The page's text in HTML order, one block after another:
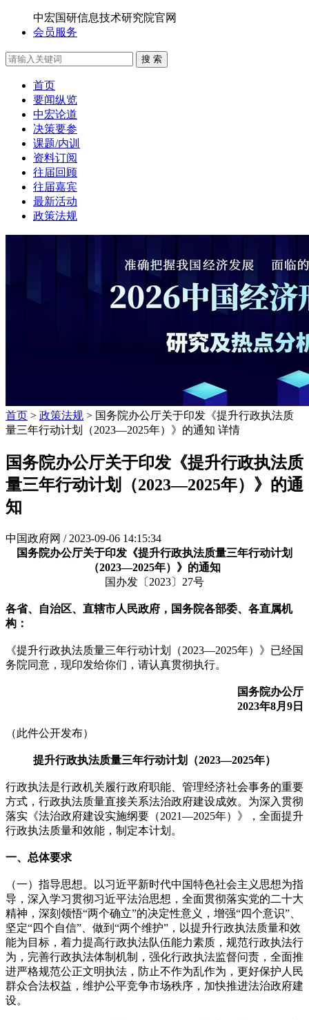
中宏国研信息技术研究院官网
会员服务
搜 索
首页
要闻纵览
中宏论道
决策要参
课题/内训
资料订阅
往届回顾
往届嘉宾
最新活动
政策法规
首页 > 政策法规 > 国务院办公厅关于印发《提升行政执法质
量三年行动计划（2023—2025年）》的通知 详情
国务院办公厅关于印发《提升行政执法质
量三年行动计划（2023—2025年）》的通
知
中国政府网 / 2023-09-06 14:15:34
国务院办公厅关于印发《提升行政执法质量三年行动计划
（2023—2025年）》的通知
国办发〔2023〕27号
各省、自治区、直辖市人民政府，国务院各部委、各直属机
构：
《提升行政执法质量三年行动计划（2023—2025年）》已经国
务院同意，现印发给你们，请认真贯彻执行。
国务院办公厅
2023年8月9日
（此件公开发布）
提升行政执法质量三年行动计划（2023—2025年）
行政执法是行政机关履行政府职能、管理经济社会事务的重要
方式，行政执法质量直接关系法治政府建设成效。为深入贯彻
落实《法治政府建设实施纲要（2021—2025年）》，全面提升
行政执法质量和效能，制定本计划。
一、总体要求
（一）指导思想。以习近平新时代中国特色社会主义思想为指
导，深入学习贯彻习近平法治思想，全面贯彻落实党的二十大
精神，深刻领悟“两个确立”的决定性意义，增强“四个意识”、
坚定“四个自信”、做到“两个维护”，以提升行政执法质量和效
能为目标，着力提高行政执法队伍能力素质，规范行政执法行
为，完善行政执法体制机制，强化行政执法监督问责，全面推
进严格规范公正文明执法，防止不作为乱作为，更好保护人民
群众合法权益，维护公平竞争市场秩序，加快推进法治政府建
设。